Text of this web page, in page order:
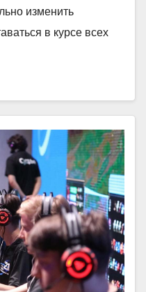
изменить
в курсе всех